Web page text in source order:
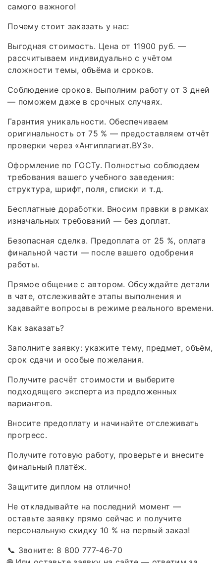
самого важного!
Почему стоит заказать у нас:
Выгодная стоимость. Цена от 11900 руб. —
рассчитываем индивидуально с учётом
сложности темы, объёма и сроков.
Соблюдение сроков. Выполним работу от 3 дней
— поможем даже в срочных случаях.
Гарантия уникальности. Обеспечиваем
оригинальность от 75 % — предоставляем отчёт
проверки через «Антиплагиат.ВУЗ».
Оформление по ГОСТу. Полностью соблюдаем
требования вашего учебного заведения:
структура, шрифт, поля, списки и т. д.
Бесплатные доработки. Вносим правки в рамках
изначальных требований — без доплат.
Безопасная сделка. Предоплата от 25 %, оплата
финальной части — после вашего одобрения
работы.
Прямое общение с автором. Обсуждайте детали
в чате, отслеживайте этапы выполнения и
задавайте вопросы в режиме реального времени.
Как заказать?
Заполните заявку: укажите тему, предмет, объём,
срок сдачи и особые пожелания.
Получите расчёт стоимости и выберите
подходящего эксперта из предложенных
вариантов.
Вносите предоплату и начинайте отслеживать
прогресс.
Получите готовую работу, проверьте и внесите
финальный платёж.
Защитите диплом на отлично!
Не откладывайте на последний момент —
оставьте заявку прямо сейчас и получите
персональную скидку 10 % на первый заказ!
📞 Звоните: 8 800 777‑46‑70